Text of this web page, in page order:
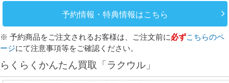
予約情報・特典情報はこちら
※ 予約商品をご注文されるお客様は、ご注文前に必ずこちらのペ
ージにて注意事項等をご確認ください。
らくらくかんたん買取「ラクウル」